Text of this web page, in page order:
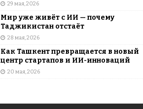
29 мая, 2026
Мир уже живёт с ИИ — почему
Таджикистан отстаёт
28 мая, 2026
Как Ташкент превращается в новый
центр стартапов и ИИ-инноваций
20 мая, 2026